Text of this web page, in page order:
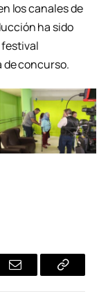
los canales de
ha sido
festival
de concurso.
Email
Copiar